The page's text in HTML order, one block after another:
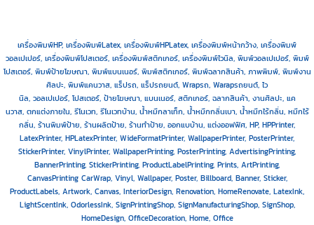
เครื่องพิมพ์HP, เครื่องพิมพ์Latex, เครื่องพิมพ์HPLatex, เครื่องพิมพ์หน้ากว้าง, เครื่องพิมพ์
วอลเปเปอร์, เครื่องพิมพ์โปสเตอร์, เครื่องพิมพ์สติกเกอร์, เครื่องพิมพ์ไวนิล, พิมพ์วอลเปเปอร์, พิมพ์
โปสเตอร์, พิมพ์ป้ายโฆษณา, พิมพ์แบนเนอร์, พิมพ์สติกเกอร์, พิมพ์ฉลากสินค้า, ภาพพิมพ์, พิมพ์งาน
ศิลปะ, พิมพ์แคนวาส, แร็ปรถ, แร็ปรถยนต์, Wrapรถ, Warapรถยนต์, ไว
นิล, วอลเปเปอร์, โปสเตอร์, ป้ายโฆษณา, แบนเนอร์, สติกเกอร์, ฉลากสินค้า, งานศิลปะ, แค
นวาส, ตกแต่งภายใน, รีโนเวท, รีโนเวทบ้าน, น้ำหมึกลาเท็ก, น้ำหมึกกลิ่นเบา, น้ำหมึกไร้กลิ่น, หมึกไร้
กลิ่น, ร้านพิมพ์ป้าย, ร้านผลิตป้าย, ร้านทำป้าย, ออกแบบ้าน, แต่งออฟฟิศ, HP, HPPrinter,
LatexPrinter, HPLatexPrinter, WideFormatPrinter, WallpaperPrinter, PosterPrinter,
StickerPrinter, VinylPrinter, WallpaperPrinting, PosterPrinting, AdvertisingPrinting,
BannerPrinting, StickerPrinting, ProductLabelPrinting, Prints, ArtPrinting,
CanvasPrinting CarWrap, Vinyl, Wallpaper, Poster, Billboard, Banner, Sticker,
ProductLabels, Artwork, Canvas, InteriorDesign, Renovation, HomeRenovate, LatexInk,
LightScentInk, OdorlessInk, SignPrintingShop, SignManufacturingShop, SignShop,
HomeDesign, OfficeDecoration, Home, Office